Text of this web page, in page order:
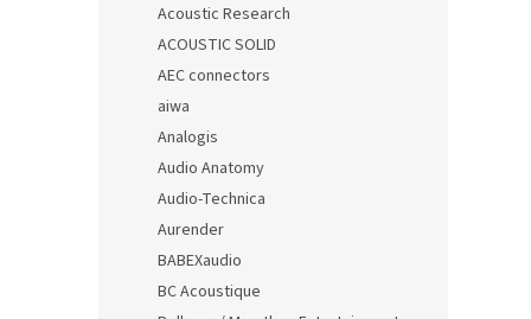
Acoustic Research
ACOUSTIC SOLID
AEC connectors
aiwa
Analogis
Audio Anatomy
Audio-Technica
Aurender
BABEXaudio
BC Acoustique